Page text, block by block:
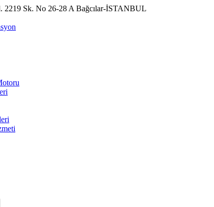
2219 Sk. No 26-28 A Bağcılar-İSTANBUL